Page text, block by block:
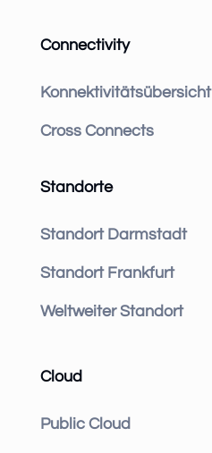
Connectivity
Konnektivitätsübersicht
Cross Connects
Standorte
Standort Darmstadt
Standort Frankfurt
Weltweiter Standort
Cloud
Public Cloud